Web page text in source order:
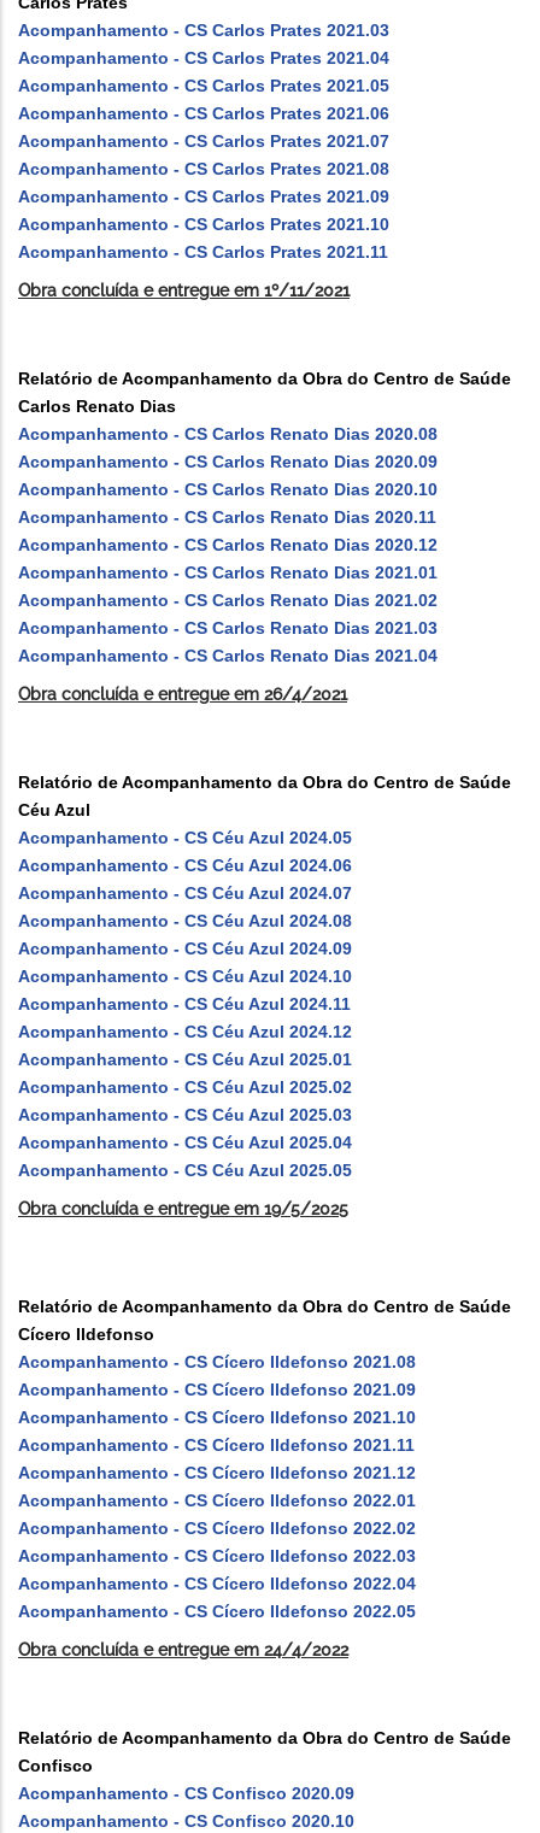
Acompanhamento - CS Carlos Prates 2021.03
Acompanhamento - CS Carlos Prates 2021.04
Acompanhamento - CS Carlos Prates 2021.05
Acompanhamento - CS Carlos Prates 2021.06
Acompanhamento - CS Carlos Prates 2021.07
Acompanhamento - CS Carlos Prates 2021.08
Acompanhamento - CS Carlos Prates 2021.09
Acompanhamento - CS Carlos Prates 2021.10
Acompanhamento - CS Carlos Prates 2021.11
Obra concluída e entregue em 1º/11/2021
Relatório de Acompanhamento da Obra do Centro de Saúde
Carlos Renato Dias
Acompanhamento - CS Carlos Renato Dias 2020.08
Acompanhamento - CS Carlos Renato Dias 2020.09
Acompanhamento - CS Carlos Renato Dias 2020.10
Acompanhamento - CS Carlos Renato Dias 2020.11
Acompanhamento - CS Carlos Renato Dias 2020.12
Acompanhamento - CS Carlos Renato Dias 2021.01
Acompanhamento - CS Carlos Renato Dias 2021.02
Acompanhamento - CS Carlos Renato Dias 2021.03
Acompanhamento - CS Carlos Renato Dias 2021.04
Obra concluída e entregue em 26/4/2021
Relatório de Acompanhamento da Obra do Centro de Saúde
Céu Azul
Acompanhamento - CS Céu Azul 2024.05
Acompanhamento - CS Céu Azul 2024.06
Acompanhamento - CS Céu Azul 2024.07
Acompanhamento - CS Céu Azul 2024.08
Acompanhamento - CS Céu Azul 2024.09
Acompanhamento - CS Céu Azul 2024.10
Acompanhamento - CS Céu Azul 2024.11
Acompanhamento - CS Céu Azul 2024.12
Acompanhamento - CS Céu Azul 2025.01
Acompanhamento - CS Céu Azul 2025.02
Acompanhamento - CS Céu Azul 2025.03
Acompanhamento - CS Céu Azul 2025.04
Acompanhamento - CS Céu Azul 2025.05
Obra concluída e entregue em 19/5/2025
Relatório de Acompanhamento da Obra do Centro de Saúde
Cícero Ildefonso
Acompanhamento - CS Cícero Ildefonso 2021.08
Acompanhamento - CS Cícero Ildefonso 2021.09
Acompanhamento - CS Cícero Ildefonso 2021.10
Acompanhamento - CS Cícero Ildefonso 2021.11
Acompanhamento - CS Cícero Ildefonso 2021.12
Acompanhamento - CS Cícero Ildefonso 2022.01
Acompanhamento - CS Cícero Ildefonso 2022.02
Acompanhamento - CS Cícero Ildefonso 2022.03
Acompanhamento - CS Cícero Ildefonso 2022.04
Acompanhamento - CS Cícero Ildefonso 2022.05
Obra concluída e entregue em 24/4/2022
Relatório de Acompanhamento da Obra do Centro de Saúde
Confisco
Acompanhamento - CS Confisco 2020.09
Acompanhamento - CS Confisco 2020.10